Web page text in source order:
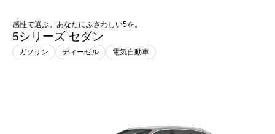
感性で選ぶ。あなたにふさわしい5を。
5シリーズ セダン
ガソリン ディーゼル 電気自動車